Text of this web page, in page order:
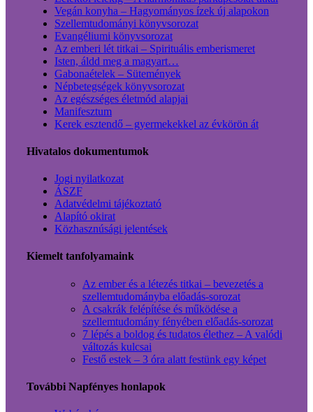
Vegán konyha – Hagyományos ízek új alapokon
Szellemtudományi könyvsorozat
Evangéliumi könyvsorozat
Az emberi lét titkai – Spirituális emberismeret
Isten, áldd meg a magyart…
Gabonaételek – Sütemények
Népbetegségek könyvsorozat
Az egészséges életmód alapjai
Manifesztum
Kerek esztendő – gyermekekkel az évkörön át
Hivatalos dokumentumok
Jogi nyilatkozat
ÁSZF
Adatvédelmi tájékoztató
Alapító okirat
Közhasznúsági jelentések
Kiemelt tanfolyamaink
Az ember és a létezés titkai – bevezetés a
szellemtudományba előadás-sorozat
A csakrák felépítése és működése a
szellemtudomány fényében előadás-sorozat
7 lépés a boldog és tudatos élethez – A valódi
változás kulcsai
Festő estek – 3 óra alatt festünk egy képet
További Napfényes honlapok